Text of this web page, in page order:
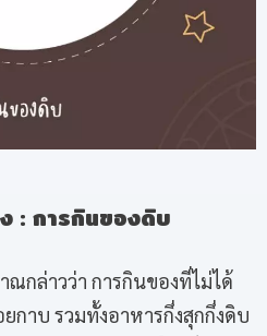
: การกินของดิบ
ณกล่าวว่า การกินของที่ไม่ได้
กาบ รวมทั้งอาหารกึ่งสุกกึ่งดิบ